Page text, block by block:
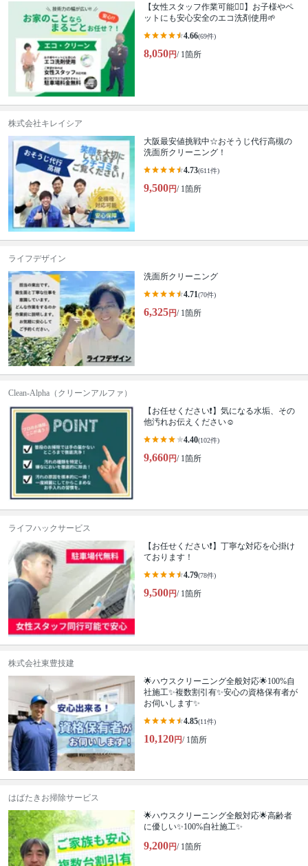
【女性スタッフ作業可能🙆‍♀️】お子様やペ
ットにも安心安全のエコ洗剤使用🌱
4.66(69件)
8,050円/ 1箇所
株式会社キレイシア
大阪最安値挑戦中☆おそうじ代行高槻の
洗面所クリーニング！
4.73(611件)
9,500円/ 1箇所
ライフデザイン
洗面所クリーニング
4.71(70件)
6,325円/ 1箇所
Clean-Alpha（クリーンアルファ）
【お任せください❗️】気になる水垢、その
他汚れお伝えください☺
4.40(102件)
9,660円/ 1箇所
ライフハックサービス
【お任せください❗️】丁寧な対応を心掛け
ております！
4.79(78件)
9,500円/ 1箇所
株式会社東豊技建
🌟ハウスクリーニング全般対応🌟100%自
社施工✨複数割引有✨安心の資格保有者が
お伺いします✨
4.85(11件)
10,120円/ 1箇所
はばたきお掃除サービス
🌟ハウスクリーニング全般対応🌟高齢者
に優しい✨100%自社施工✨
9,200円/ 1箇所